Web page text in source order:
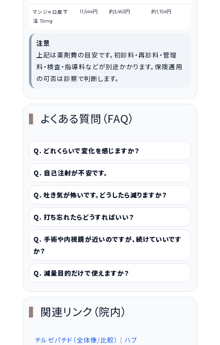
マンジャロ皮下
注 15mg
11,544円 約3,463円 約1,154円
注意
上記は薬剤費の目安です。初診料・再診料・管理
料・検査・指導料などが別途かかります。保険適用
の可否は診察で判断します。
よくある質問（FAQ）
Q. どれくらいで変化を感じますか？
Q. 自己注射が不安です。
Q. 吐き気が怖いです。どうしたら減りますか？
Q. 打ち忘れたらどうすればいい？
Q. 手術や内視鏡が近いのですが、続けていいです
か？
Q. 減量目的だけで使えますか？
関連リンク（院内）
チルゼパチド（全体像/比較）｜ハブ